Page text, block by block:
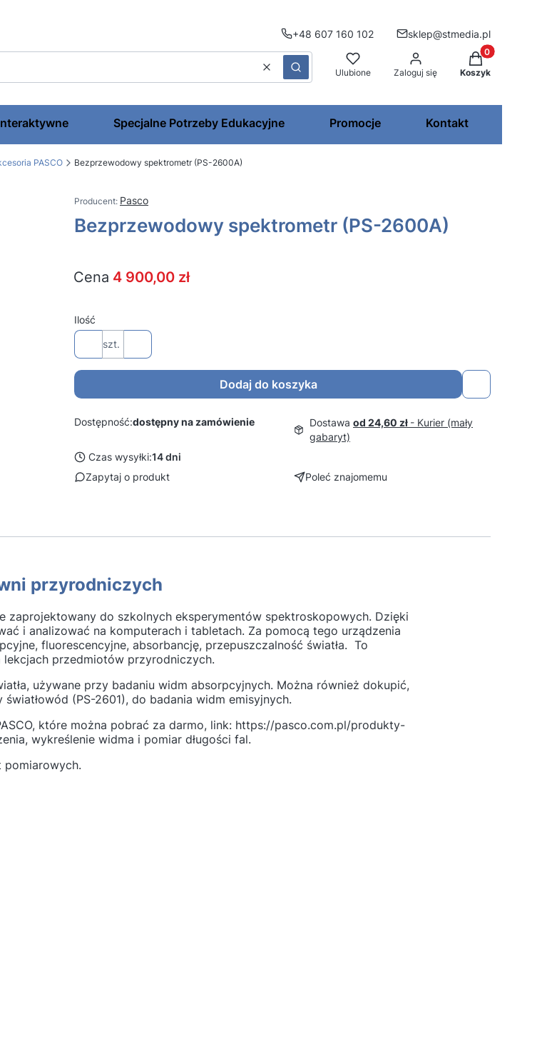
+48 607 160 102 sklep@stmedia.pl
WyczyśćSzukaj Ulubione Zaloguj się
Produkty w
Koszyk
Specjalne Potrzeby Edukacyjne Promocje Kontakt
PASCO Bezprzewodowy spektrometr (PS-2600A)
Pasco
Bezprzewodowy spektrometr (PS-2600A)
Cena 4 900,00 zł
Ilość
szt.
Dodaj do koszyka
Dostępność:dostępny na zamówienie Dostawaod 24,60 zł - Kurier (mały
gabaryt)
Czas wysyłki:14 dni
Zapytaj o produkt
Poleć znajomemu
przyrodniczych
zaprojektowany do szkolnych eksperymentów spektroskopowych. Dzięki
i analizować na komputerach i tabletach. Za pomocą tego urządzenia
fluorescencyjne, absorbancję, przepuszczalność światła. To
przedmiotów przyrodniczych.
używane przy badaniu widm absorpcyjnych. Można również dokupić,
(PS-2601), do badania widm emisyjnych.
które można pobrać za darmo, link: https://pasco.com.pl/produkty-
wykreślenie widma i pomiar długości fal.
pomiarowych.